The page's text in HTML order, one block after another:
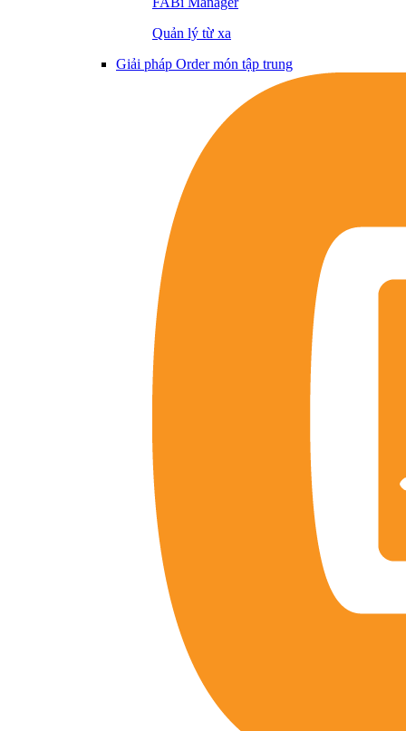
Quản lý từ xa
Giải pháp Order món tập trung